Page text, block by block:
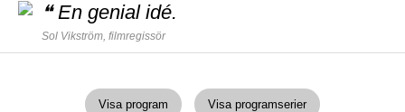
❝En genial idé.
Sol Vikström, filmregissör
Visa program Visa programserier